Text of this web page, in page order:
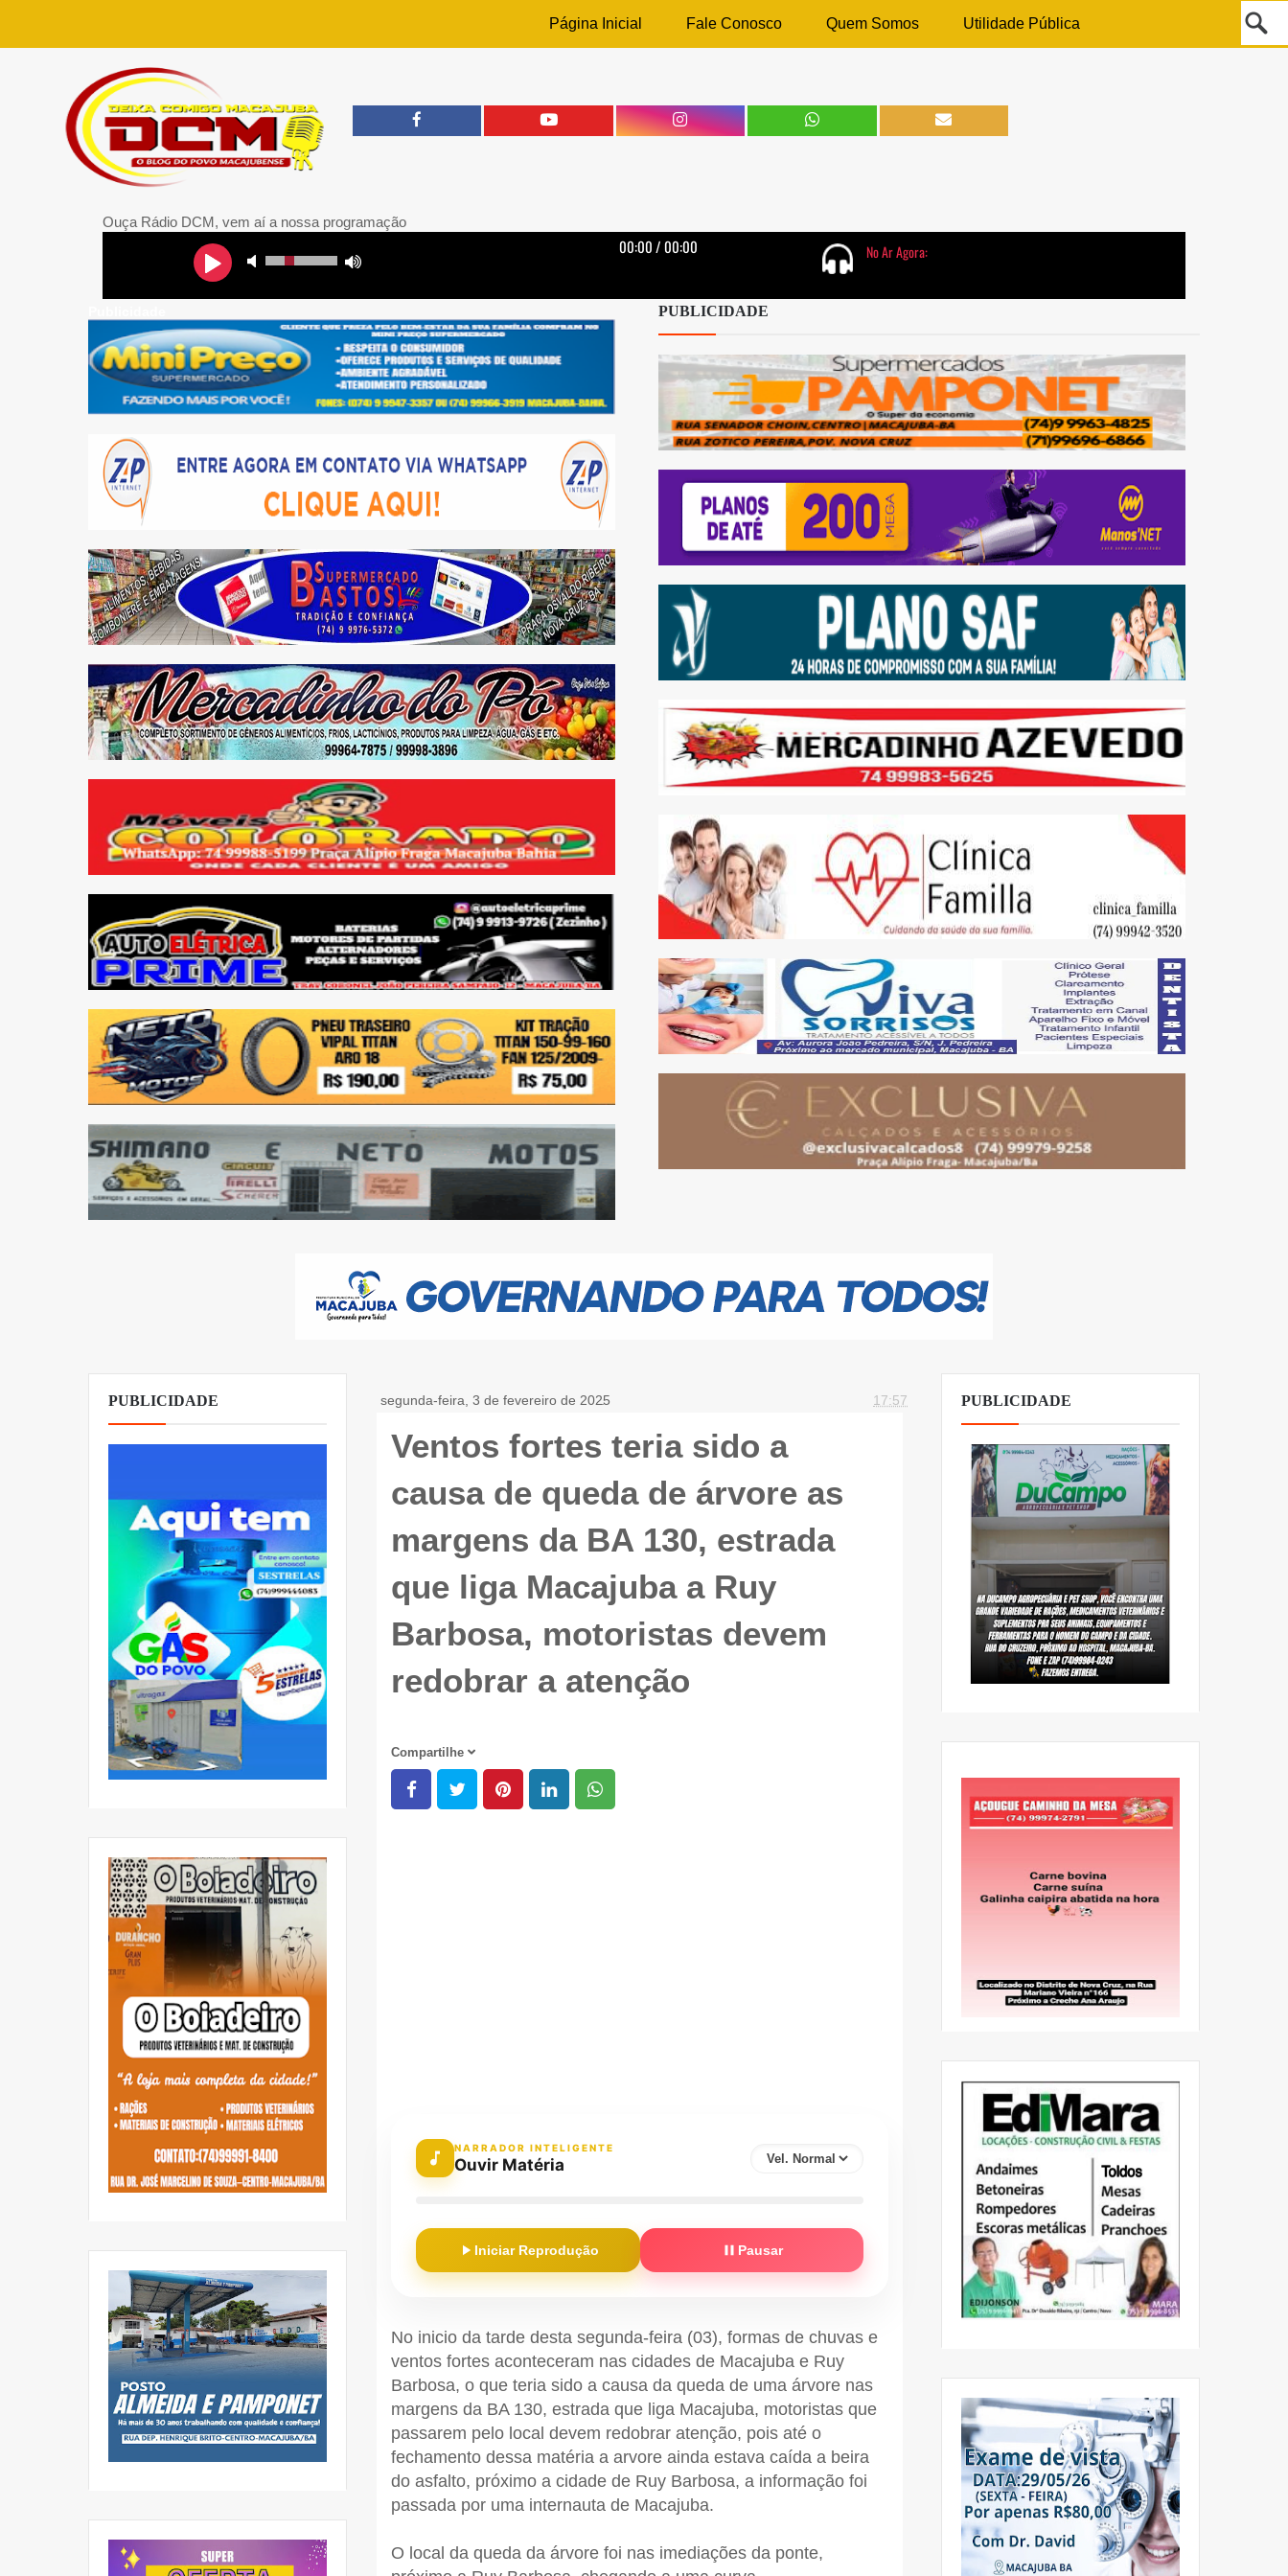
Página Inicial Fale Conosco Quem Somos Utilidade Pública
Ouça Rádio DCM, vem aí a nossa programação
PUBLICIDADE
segunda-feira, 3 de fevereiro de 2025
. 17:57
Ventos fortes teria sido a
causa de queda de árvore as
margens da BA 130, estrada
que liga Macajuba a Ruy
Barbosa, motoristas devem
redobrar a atenção
Compartilhe
NARRADOR INTELIGENTE
Ouvir Matéria
Iniciar Reprodução Pausar
No inicio da tarde desta segunda-feira (03), formas de chuvas e
ventos fortes aconteceram nas cidades de Macajuba e Ruy
Barbosa, o que teria sido a causa da queda de uma árvore nas
margens da BA 130, estrada que liga Macajuba, motoristas que
passarem pelo local devem redobrar atenção, pois até o
fechamento dessa matéria a arvore ainda estava caída a beira
do asfalto, próximo a cidade de Ruy Barbosa, a informação foi
passada por uma internauta de Macajuba.
O local da queda da árvore foi nas imediações da ponte,
PUBLICIDADE PUBLICIDADE